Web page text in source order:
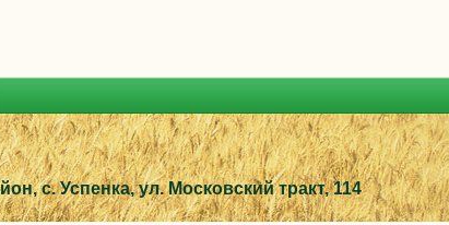
с. Успенка, ул. Московский тракт, 114